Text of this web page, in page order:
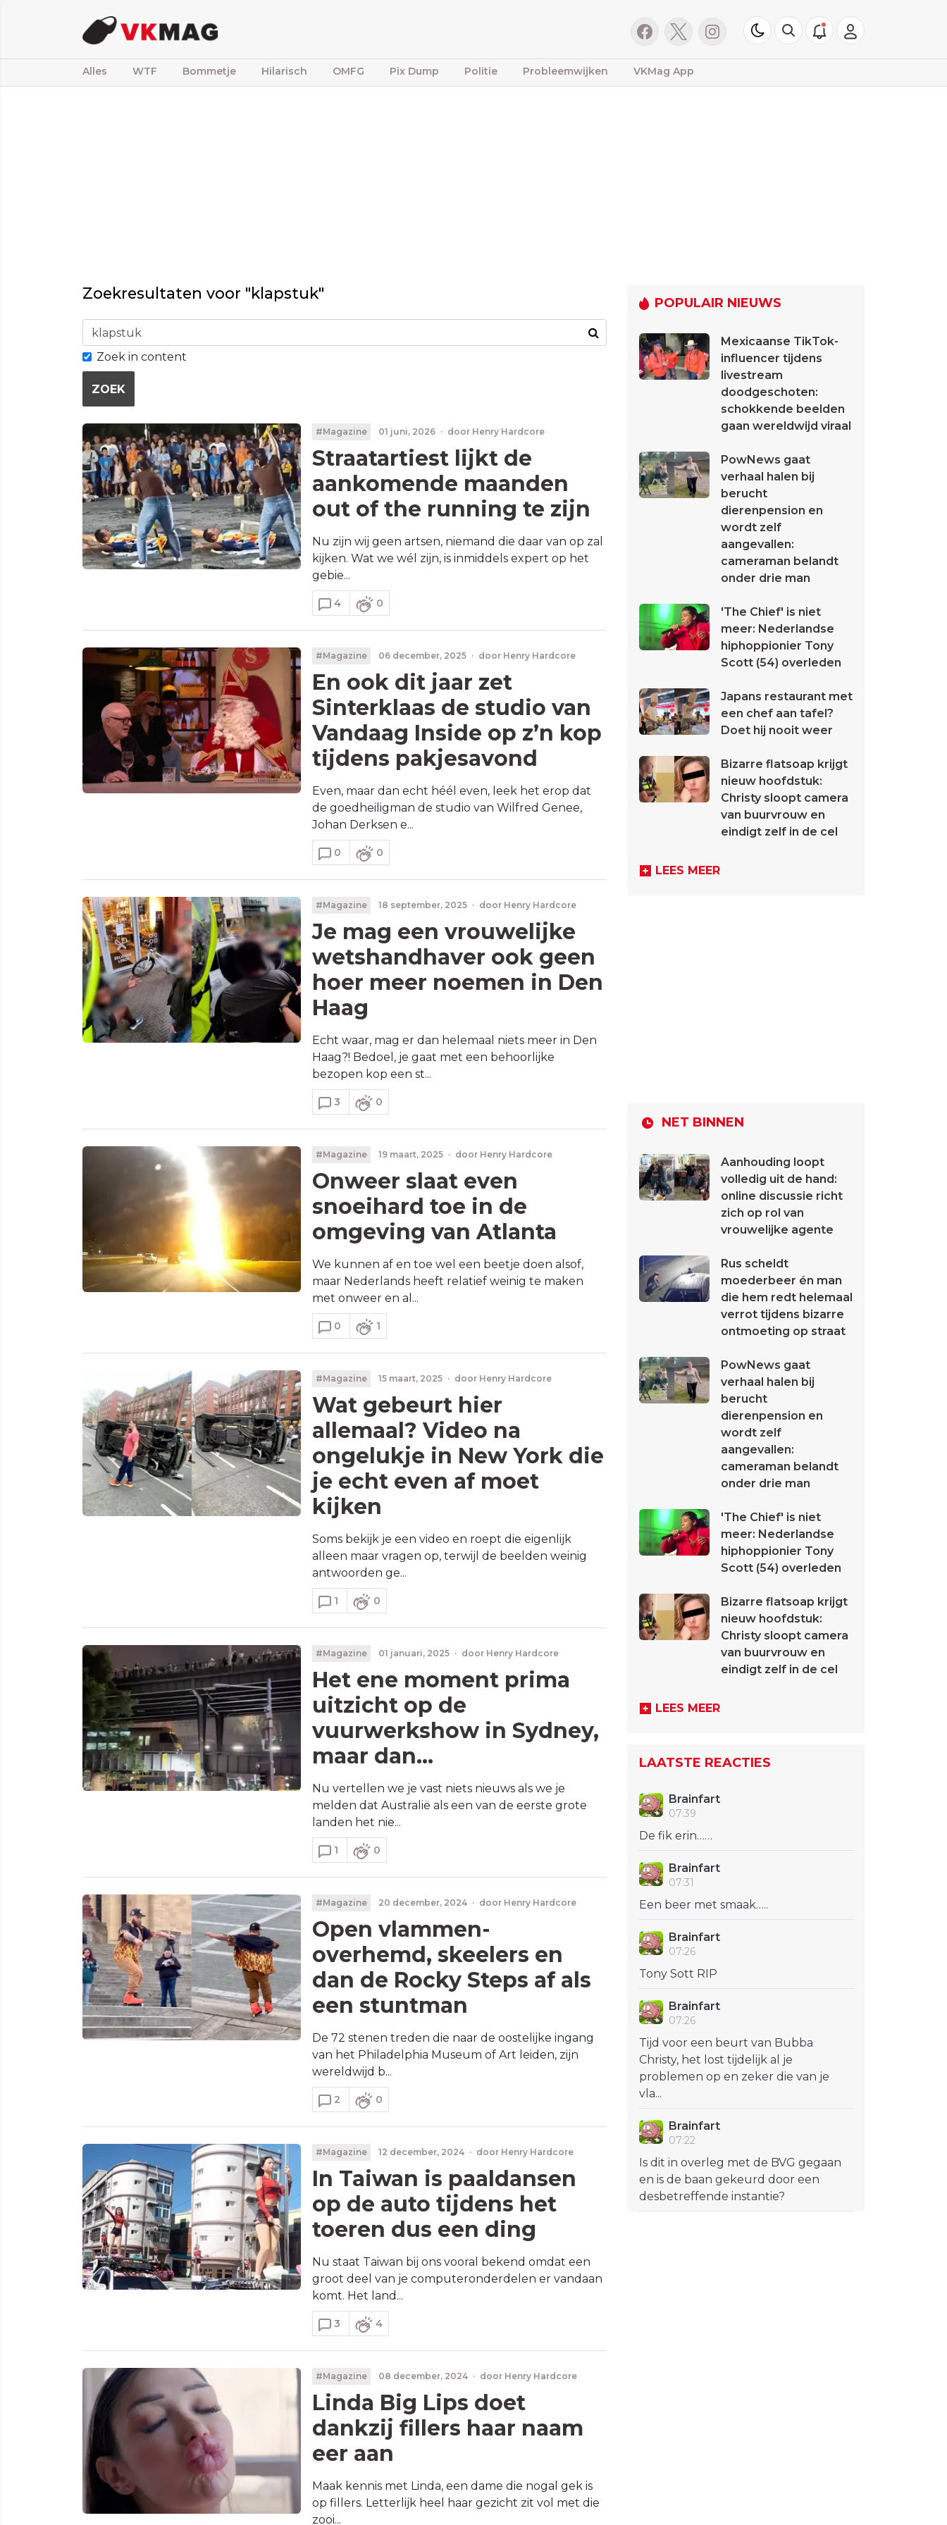
Alles WTF Bommetje Hilarisch OMFG Pix Dump Politie Probleemwijken VKMag App
Zoekresultaten voor "klapstuk"
Zoek in content
ZOEK
#Magazine 01 juni, 2026 · door Henry Hardcore
Straatartiest lijkt de
aankomende maanden
out of the running te zijn
Nu zijn wij geen artsen, niemand die daar van op zal
kijken. Wat we wél zijn, is inmiddels expert op het
gebie...
4 0
#Magazine 06 december, 2025 · door Henry Hardcore
En ook dit jaar zet
Sinterklaas de studio van
Vandaag Inside op z’n kop
tijdens pakjesavond
Even, maar dan echt héél even, leek het erop dat
de goedheiligman de studio van Wilfred Genee,
Johan Derksen e...
0 0
#Magazine 18 september, 2025 · door Henry Hardcore
Je mag een vrouwelijke
wetshandhaver ook geen
hoer meer noemen in Den
Haag
Echt waar, mag er dan helemaal niets meer in Den
Haag?! Bedoel, je gaat met een behoorlijke
bezopen kop een st...
3 0
#Magazine 19 maart, 2025 · door Henry Hardcore
Onweer slaat even
snoeihard toe in de
omgeving van Atlanta
We kunnen af en toe wel een beetje doen alsof,
maar Nederlands heeft relatief weinig te maken
met onweer en al...
0 1
#Magazine 15 maart, 2025 · door Henry Hardcore
Wat gebeurt hier
allemaal? Video na
ongelukje in New York die
je echt even af moet
kijken
Soms bekijk je een video en roept die eigenlijk
alleen maar vragen op, terwijl de beelden weinig
antwoorden ge...
1 0
#Magazine 01 januari, 2025 · door Henry Hardcore
Het ene moment prima
uitzicht op de
vuurwerkshow in Sydney,
maar dan…
Nu vertellen we je vast niets nieuws als we je
melden dat Australië als een van de eerste grote
landen het nie...
1 0
#Magazine 20 december, 2024 · door Henry Hardcore
Open vlammen-
overhemd, skeelers en
dan de Rocky Steps af als
een stuntman
De 72 stenen treden die naar de oostelijke ingang
van het Philadelphia Museum of Art leiden, zijn
wereldwijd b...
2 0
#Magazine 12 december, 2024 · door Henry Hardcore
In Taiwan is paaldansen
op de auto tijdens het
toeren dus een ding
Nu staat Taiwan bij ons vooral bekend omdat een
groot deel van je computeronderdelen er vandaan
komt. Het land...
3 4
#Magazine 08 december, 2024 · door Henry Hardcore
Linda Big Lips doet
dankzij fillers haar naam
eer aan
Maak kennis met Linda, een dame die nogal gek is
op fillers. Letterlijk heel haar gezicht zit vol met die
zooi...
POPULAIR NIEUWS
Mexicaanse TikTok-
influencer tijdens
livestream
doodgeschoten:
schokkende beelden
gaan wereldwijd viraal
PowNews gaat
verhaal halen bij
berucht
dierenpension en
wordt zelf
aangevallen:
cameraman belandt
onder drie man
'The Chief' is niet
meer: Nederlandse
hiphoppionier Tony
Scott (54) overleden
Japans restaurant met
een chef aan tafel?
Doet hij nooit weer
Bizarre flatsoap krijgt
nieuw hoofdstuk:
Christy sloopt camera
van buurvrouw en
eindigt zelf in de cel
LEES MEER
NET BINNEN
Aanhouding loopt
volledig uit de hand:
online discussie richt
zich op rol van
vrouwelijke agente
Rus scheldt
moederbeer én man
die hem redt helemaal
verrot tijdens bizarre
ontmoeting op straat
PowNews gaat
verhaal halen bij
berucht
dierenpension en
wordt zelf
aangevallen:
cameraman belandt
onder drie man
'The Chief' is niet
meer: Nederlandse
hiphoppionier Tony
Scott (54) overleden
Bizarre flatsoap krijgt
nieuw hoofdstuk:
Christy sloopt camera
van buurvrouw en
eindigt zelf in de cel
LEES MEER
LAATSTE REACTIES
Brainfart
07:39
De fik erin……
Brainfart
07:31
Een beer met smaak…..
Brainfart
07:26
Tony Sott RIP
Brainfart
07:26
Tijd voor een beurt van Bubba
Christy, het lost tijdelijk al je
problemen op en zeker die van je
vla...
Brainfart
07:22
Is dit in overleg met de BVG gegaan
en is de baan gekeurd door een
desbetreffende instantie?